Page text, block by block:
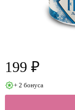
199 ₽
+ 2 бонуса